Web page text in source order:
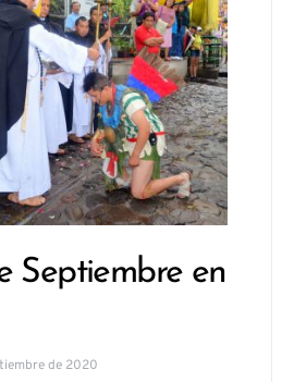
Septiembre en
de 2020